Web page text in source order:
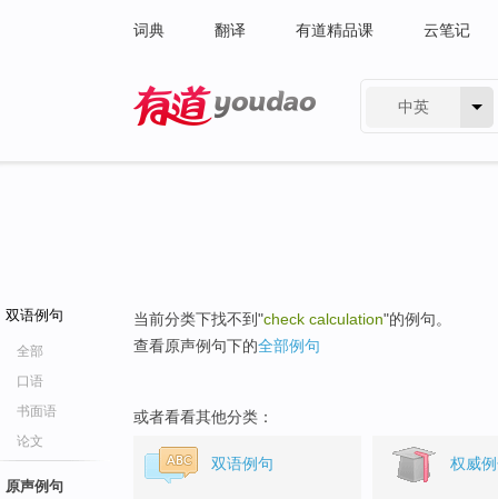
词典 翻译 有道精品课 云笔记
中英
双语例句
全部
口语
书面语
论文
原声例句
当前分类下找不到"check calculation"的例句。
查看原声例句下的全部例句
或者看看其他分类：
双语例句 权威